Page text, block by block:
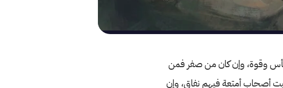
بأس وقوة، وإن كان من صفر فمن
أصحاب أمتعة فيهم نفاق، وإن